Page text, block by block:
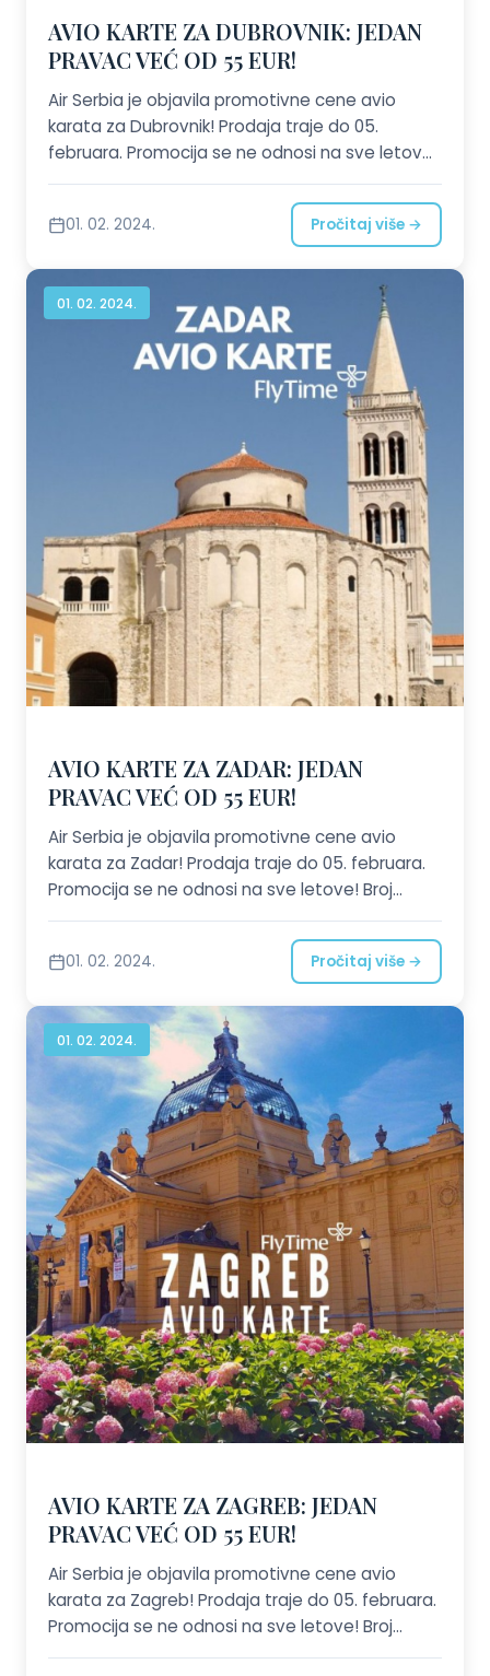
AVIO KARTE ZA DUBROVNIK: JEDAN
PRAVAC VEĆ OD 55 EUR!
Air Serbia je objavila promotivne cene avio
karata za Dubrovnik! Prodaja traje do 05.
februara. Promocija se ne odnosi na sve letove!
Broj mesta po promotivnim cenama je
ograničen. Pozovite nas ili nam pošaljite zahtev!
01. 02. 2024. Pročitaj više →
01. 02. 2024.
AVIO KARTE ZA ZADAR: JEDAN
PRAVAC VEĆ OD 55 EUR!
Air Serbia je objavila promotivne cene avio
karata za Zadar! Prodaja traje do 05. februara.
Promocija se ne odnosi na sve letove! Broj
mesta po promotivnim cenama je ograničen.
Pozovite nas ili nam pošaljite zahtev!
01. 02. 2024. Pročitaj više →
01. 02. 2024.
AVIO KARTE ZA ZAGREB: JEDAN
PRAVAC VEĆ OD 55 EUR!
Air Serbia je objavila promotivne cene avio
karata za Zagreb! Prodaja traje do 05. februara.
Promocija se ne odnosi na sve letove! Broj
mesta po promotivnim cenama je ograničen.